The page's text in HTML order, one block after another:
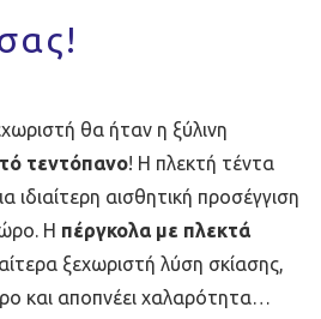
θα ήταν η ξύλινη
τεντόπανο! Η πλεκτή τέντα
ιδιαίτερη αισθητική προσέγγιση
Η πέργκολα με πλεκτά
ξεχωριστή λύση σκίασης,
και αποπνέει χαλαρότητα…